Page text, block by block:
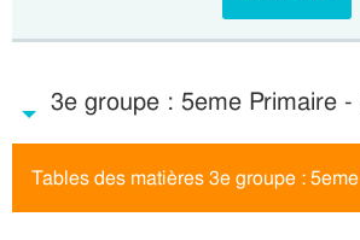
3e groupe : 5eme Primaire -
Tables des matières 3e groupe :